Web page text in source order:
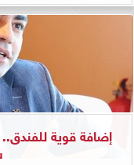
إضافة قوية